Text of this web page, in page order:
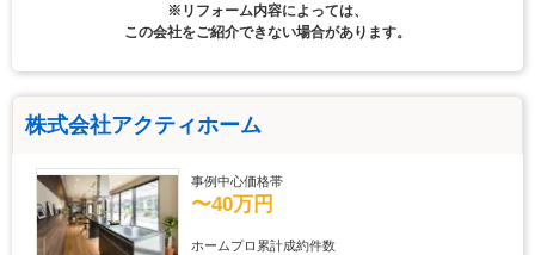
※リフォーム内容によっては、
この会社をご紹介できない場合があります。
株式会社アクティホーム
事例中心価格帯
〜40万円
ホームプロ累計成約件数